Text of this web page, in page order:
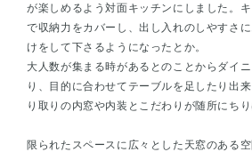
が楽しめるよう対面キッチンにしました。
で収納力をカバーし、出し入れのしやすさ
けをして下さるようになったとか。
大人数が集まる時があるとのことからダイ
り、目的に合わせてテーブルを足したり出
り取りの内窓や内装とこだわりが随所にちり
限られたスペースに広々とした天窓のある